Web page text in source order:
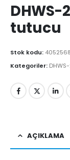
DHWS-
tutucu
Stok kodu:
Kategoriler:
AÇIKLAMA